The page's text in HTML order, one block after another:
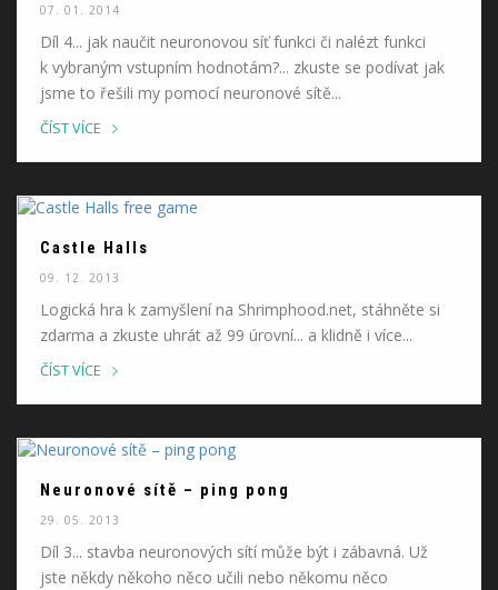
07. 01. 2014
Díl 4... jak naučit neuronovou síť funkci či nalézt funkci
k vybraným vstupním hodnotám?... zkuste se podívat jak
jsme to řešili my pomocí neuronové sítě...
ČÍST VÍCE
Castle Halls
09. 12. 2013
Logická hra k zamyšlení na Shrimphood.net, stáhněte si
zdarma a zkuste uhrát až 99 úrovní... a klidně i více...
ČÍST VÍCE
Neuronové sítě – ping pong
29. 05. 2013
Díl 3... stavba neuronových sítí může být i zábavná. Už
jste někdy někoho něco učili nebo někomu něco